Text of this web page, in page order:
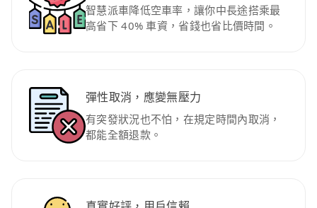
智慧派車降低空車率，讓你中長途搭乘最
高省下 40% 車資，省錢也省比價時間。
彈性取消，應變無壓力
有突發狀況也不怕，在規定時間內取消，
都能全額退款。